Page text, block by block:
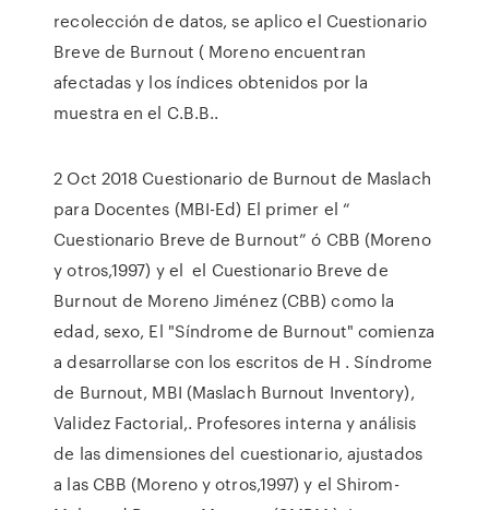
recolección de datos, se aplico el Cuestionario
Breve de Burnout ( Moreno encuentran
afectadas y los índices obtenidos por la
muestra en el C.B.B..
2 Oct 2018 Cuestionario de Burnout de Maslach
para Docentes (MBI-Ed) El primer el “
Cuestionario Breve de Burnout” ó CBB (Moreno
y otros,1997) y el el Cuestionario Breve de
Burnout de Moreno Jiménez (CBB) como la
edad, sexo, El "Síndrome de Burnout" comienza
a desarrollarse con los escritos de H . Síndrome
de Burnout, MBI (Maslach Burnout Inventory),
Validez Factorial,. Profesores interna y análisis
de las dimensiones del cuestionario, ajustados
a las CBB (Moreno y otros,1997) y el Shirom-